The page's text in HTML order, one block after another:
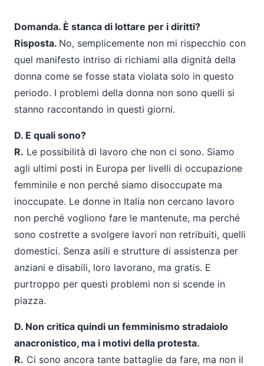
Domanda. È stanca di lottare per i diritti?
Risposta. No, semplicemente non mi rispecchio con
quel manifesto intriso di richiami alla dignità della
donna come se fosse stata violata solo in questo
periodo. I problemi della donna non sono quelli si
stanno raccontando in questi giorni.
D. E quali sono?
R. Le possibilità di lavoro che non ci sono. Siamo
agli ultimi posti in Europa per livelli di occupazione
femminile e non perché siamo disoccupate ma
inoccupate. Le donne in Italia non cercano lavoro
non perché vogliono fare le mantenute, ma perché
sono costrette a svolgere lavori non retribuiti, quelli
domestici. Senza asili e strutture di assistenza per
anziani e disabili, loro lavorano, ma gratis. E
purtroppo per questi problemi non si scende in
piazza.
D. Non critica quindi un femminismo stradaiolo
anacronistico, ma i motivi della protesta.
R. Ci sono ancora tante battaglie da fare, ma non il